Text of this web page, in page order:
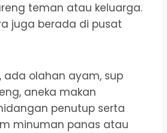
teman atau keluarga.
juga berada di pusat
ada olahan ayam, sup
aneka makan
penutup serta
minuman panas atau